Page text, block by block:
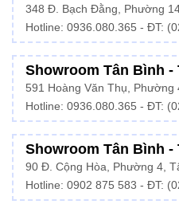
348 Đ. Bạch Đằng, Phường
Hotline: 0936.080.365 - ĐT:
Showroom Tân Bình -
591 Hoàng Văn Thụ, Phường
Hotline: 0936.080.365 - ĐT:
Showroom Tân Bình -
90 Đ. Cộng Hòa, Phường 4,
Hotline: 0902 875 583 - ĐT: